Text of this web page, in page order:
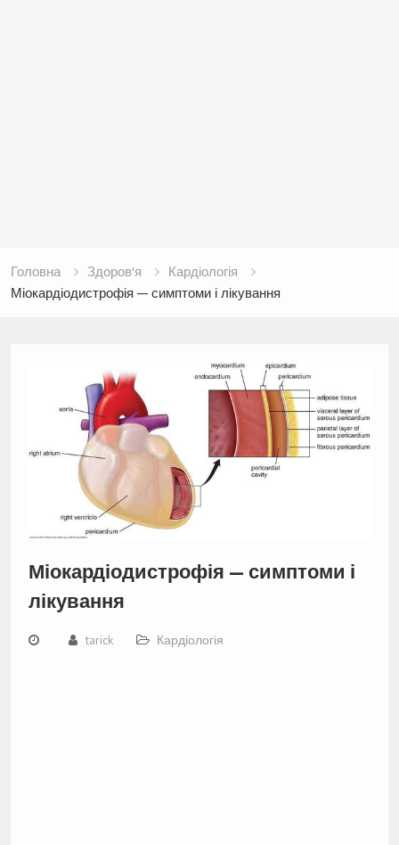
Головна Здоров'я
Кардіологія
Міокардіодистрофія — симптоми і лікування
Міокардіодистрофія — симптоми і
лікування
tarick Кардіологія